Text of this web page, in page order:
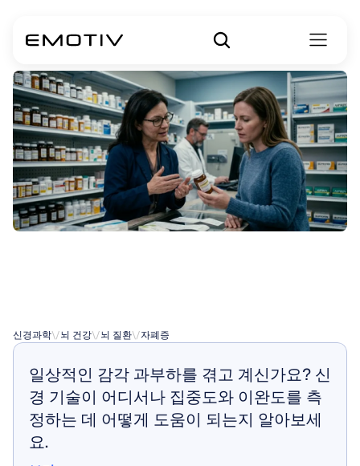
신경과학\/뇌 건강\/뇌 질환\/자폐증
일상적인 감각 과부하를 겪고 계신가요? 신
경 기술이 어디서나 집중도와 이완도를 측
정하는 데 어떻게 도움이 되는지 알아보세
요.